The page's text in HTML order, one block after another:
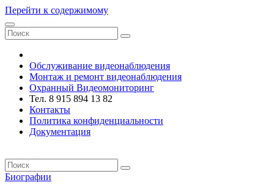
Перейти к содержимому
Обслуживание видеонаблюдения
Монтаж и ремонт видеонаблюдения
Охранный Видеомониторинг
Тел. 8 915 894 13 82
Контакты
Политика конфиденциальности
Документация
Биографии